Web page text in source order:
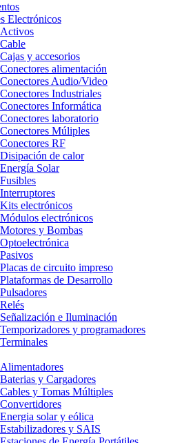
Electrónicos
Activos
Cable
Cajas y accesorios
Conectores alimentación
Conectores Audio/Video
Conectores Industriales
Conectores Informática
Conectores laboratorio
Conectores Múliples
Conectores RF
Disipación de calor
Energía Solar
Fusibles
Interruptores
Kits electrónicos
Módulos electrónicos
Motores y Bombas
Optoelectrónica
Pasivos
Placas de circuito impreso
Plataformas de Desarrollo
Pulsadores
Relés
Señalización e Iluminación
Temporizadores y programadores
Terminales
Alimentadores
Baterias y Cargadores
Cables y Tomas Múltiples
Convertidores
Energia solar y eólica
Estabilizadores y SAIS